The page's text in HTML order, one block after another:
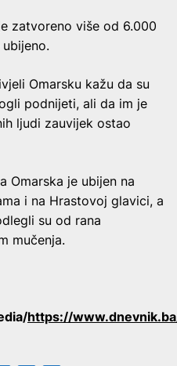
zatvoreno više od 6.000
Omarsku kažu da su
podnijeti, ali da im je
ljudi zauvijek ostao
Omarska je ubijen na
i na Hrastovoj glavici, a
su od rana
mučenja.
https://